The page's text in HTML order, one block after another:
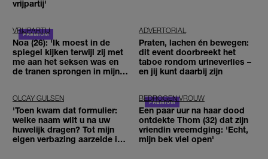
vrijpartij'
VRIJPARTIJ
Noa (26): 'Ik moest in de
spiegel kijken terwijl zij met
me aan het seksen was en
de tranen sprongen in mijn
ADVERTORIAL
Praten, lachen én bewegen:
dit event doorbreekt het
taboe rondom urineverlies –
en jij kunt daarbij zijn
OLCAY GULSEN
'Toen kwam dat formulier:
welke naam wilt u na uw
huwelijk dragen? Tot mijn
eigen verbazing aarzelde ik
BEDROGEN VROUW
Een paar uur na haar dood
ontdekte Thom (32) dat zijn
vriendin vreemdging: 'Echt,
mijn bek viel open'